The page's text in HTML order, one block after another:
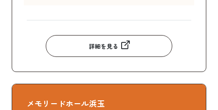
詳細を見る
メモリードホール浜玉